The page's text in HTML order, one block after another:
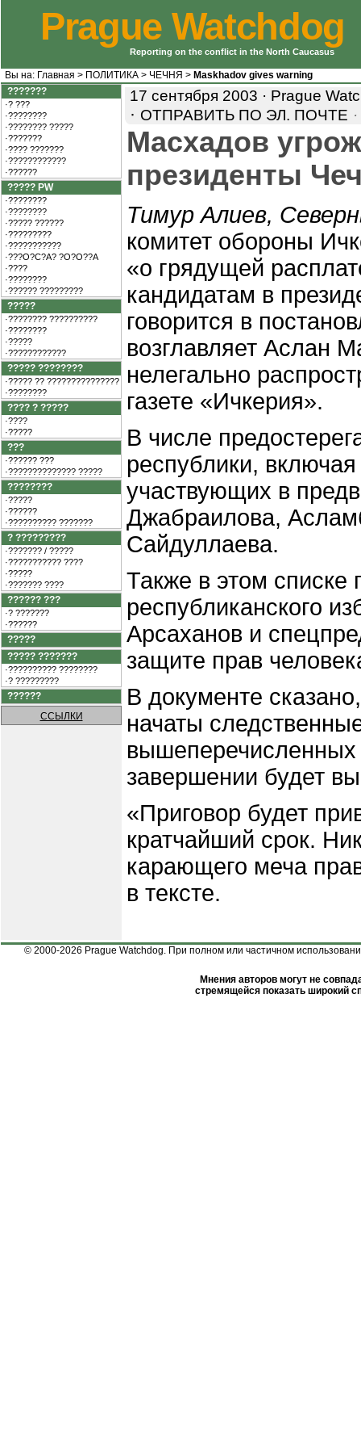
Prague Watchdog
Reporting on the conflict in the North Caucasus
Вы на: Главная > ПОЛИТИКА > ЧЕЧНЯ > Maskhadov gives warning
???????
·? ???
·????????
·???????? ?????
·???????
·???? ???????
·????????????
·??????
????? PW
·????????
·????????
·????? ??????
·?????????
·???????????
·???O?C?A? ?O?O??A
·????
·????????
·?????? ?????????
?????
·???????? ??????????
·????????
·?????
·????????????
????? ????????
·????? ?? ???????????????
·????????
???? ? ?????
·????
·?????
???
·?????? ???
·?????????????? ?????
????????
·?????
·??????
·?????????? ???????
? ?????????
·??????? / ?????
·??????????? ????
·?????
·??????? ????
?????? ???
·? ???????
·??????
?????
????? ???????
·?????????? ????????
·? ?????????
??????
ССЫЛКИ
17 сентября 2003 · Prague
· ОТПРАВИТЬ ПО ЭЛ. ПОЧТЕ
Масхадов
президенты
Тимур Алиев,
комитет обороны
«о грядущей
кандидатам в
говорится в
возглавляет Аслан
нелегально
газете «Ичкерия».
В числе
республики,
участвующих в
Джабраилова,
Сайдуллаева.
Также в этом списке
республиканского
Арсаханов и
защите прав
В документе
начаты
вышеперечисленных
завершении будет
«Приговор будет
кратчайший срок.
карающего меча
в тексте.
© 2000-2026 Prague Watchdog. При полном или частичном
Мнения авторов могут не
стремящейся показать широкий